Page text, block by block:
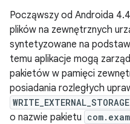
Począwszy od Androida
plików na zewnętrznych
syntetyzowane na
temu aplikacje mogą
pakietów w pamięci
posiadania rozległych
WRITE_EXTERNAL_STORAGE
o nazwie pakietu